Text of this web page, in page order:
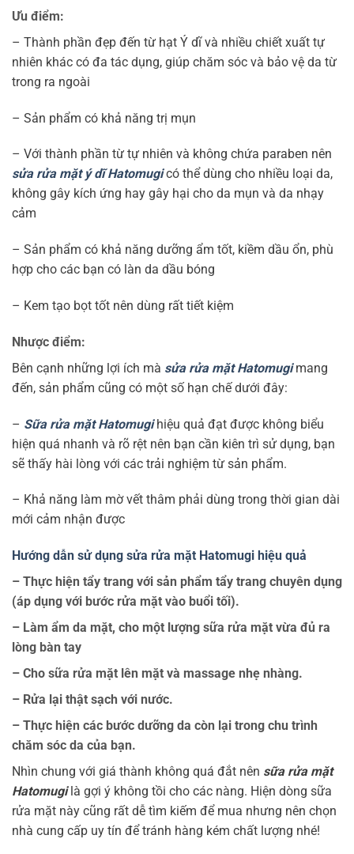
Ưu điểm:
– Thành phần đẹp đến từ hạt Ý dĩ và nhiều chiết xuất tự
nhiên khác có đa tác dụng, giúp chăm sóc và bảo vệ da từ
trong ra ngoài
– Sản phẩm có khả năng trị mụn
– Với thành phần từ tự nhiên và không chứa paraben nên
sửa rửa mặt ý dĩ Hatomugi có thể dùng cho nhiều loại da,
không gây kích ứng hay gây hại cho da mụn và da nhạy
cảm
– Sản phẩm có khả năng dưỡng ẩm tốt, kiềm dầu ổn, phù
hợp cho các bạn có làn da dầu bóng
– Kem tạo bọt tốt nên dùng rất tiết kiệm
Nhược điểm:
Bên cạnh những lợi ích mà sửa rửa mặt Hatomugimang
đến, sản phẩm cũng có một số hạn chế dưới đây:
– Sữa rửa mặt Hatomugihiệu quả đạt được không biểu
hiện quá nhanh và rõ rệt nên bạn cần kiên trì sử dụng, bạn
sẽ thấy hài lòng với các trải nghiệm từ sản phẩm.
– Khả năng làm mờ vết thâm phải dùng trong thời gian dài
mới cảm nhận được
Hướng dẫn sử dụng sửa rửa mặt Hatomugi hiệu quả
– Thực hiện tẩy trang với sản phẩm tẩy trang chuyên dụng
(áp dụng với bước rửa mặt vào buổi tối).
– Làm ẩm da mặt, cho một lượng sữa rửa mặt vừa đủ ra
lòng bàn tay
– Cho sữa rửa mặt lên mặt và massage nhẹ nhàng.
– Rửa lại thật sạch với nước.
– Thực hiện các bước dưỡng da còn lại trong chu trình
chăm sóc da của bạn.
Nhìn chung với giá thành không quá đắt nên sữa rửa mặt
Hatomugi là gợi ý không tồi cho các nàng. Hiện dòng sữa
rửa mặt này cũng rất dễ tìm kiếm để mua nhưng nên chọn
nhà cung cấp uy tín để tránh hàng kém chất lượng nhé!